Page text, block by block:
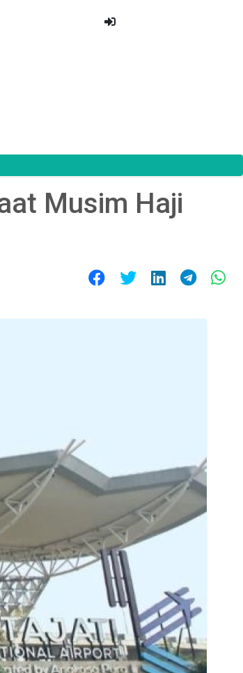
Musim Haji